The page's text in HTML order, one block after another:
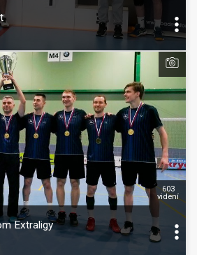
Extraligy
603
videní